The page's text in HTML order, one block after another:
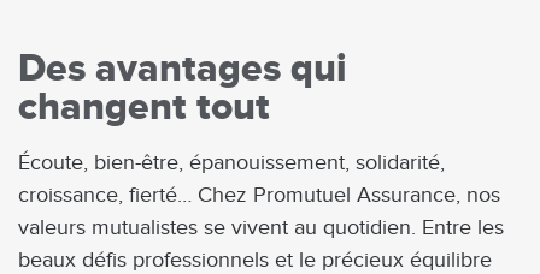
Des avantages qui
changent tout
Écoute, bien-être, épanouissement, solidarité,
croissance, fierté… Chez Promutuel Assurance, nos
valeurs mutualistes se vivent au quotidien. Entre les
beaux défis professionnels et le précieux équilibre